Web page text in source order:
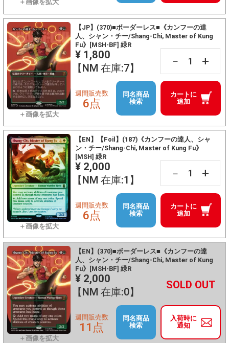
【JP】(370)■ボーダーレス■《カンフーの達
人、シャン・チー/Shang-Chi, Master of Kung
Fu》[MSH-BF] 緑R
¥ 1,800
【NM 在庫:7】
－ +
カートに
追加
週間販売数
6点
同名商品
検索
【EN】【Foil】(187)《カンフーの達人、シャ
ン・チー/Shang-Chi, Master of Kung Fu》
[MSH] 緑R
¥ 2,000
【NM 在庫:1】
－ +
カートに
追加
週間販売数
6点
同名商品
検索
【EN】(370)■ボーダーレス■《カンフーの達
人、シャン・チー/Shang-Chi, Master of Kung
Fu》[MSH-BF] 緑R
¥ 2,000
【NM 在庫:0】
－ +
入荷時に
通知
週間販売数
11点
同名商品
検索